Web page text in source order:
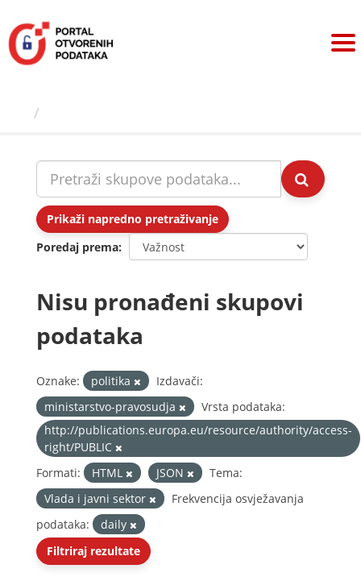
sadržaj
Prikaži napredno pretraživanje
Poredaj prema
Nisu pronađeni skupovi
podataka
Oznake: politika
Izdavači:
ministarstvo-pravosudja
Vrsta podataka:
http://publications.europa.eu/resource/authority/access-
right/PUBLIC
Formati:
HTML JSON
Tema:
Vlada i javni sektor
Frekvencija osvježavanja
podataka:
daily
Filtriraj rezultate